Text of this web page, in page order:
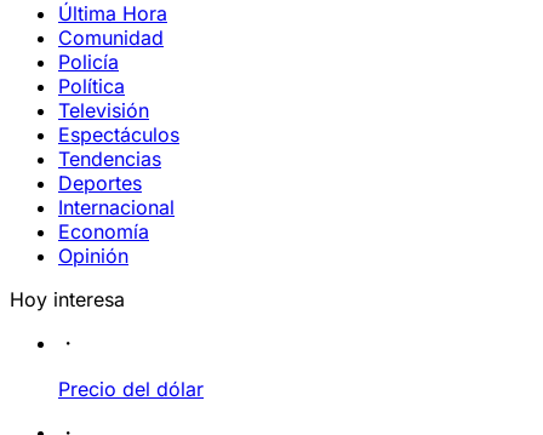
Última Hora
Comunidad
Policía
Política
Televisión
Espectáculos
Tendencias
Deportes
Internacional
Economía
Opinión
Hoy interesa
Precio del dólar